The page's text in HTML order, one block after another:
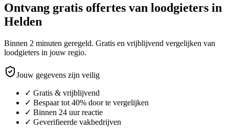
Ontvang gratis offertes van loodgieters in
Helden
Binnen 2 minuten geregeld. Gratis en vrijblijvend vergelijken van
loodgieters in jouw regio.
Jouw gegevens zijn veilig
✓ Gratis & vrijblijvend
✓ Bespaar tot 40% door te vergelijken
✓ Binnen 24 uur reactie
✓ Geverifieerde vakbedrijven